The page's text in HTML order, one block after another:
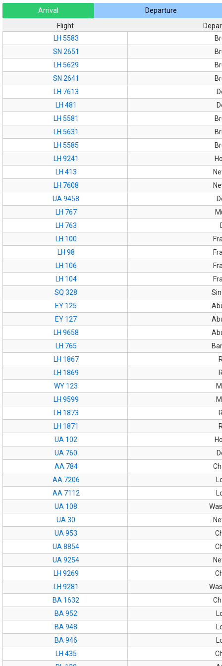
Arrival
Departure
Flight
LH 5583
SN 2651
LH 5629
SN 2641
LH 7613
LH 481
LH 5581
LH 5631
LH 5585
LH 9241
LH 413
LH 7608
UA 9458
LH 767
LH 763
LH 100
LH 98
LH 106
LH 104
SQ 328
EY 125
EY 127
LH 9658
LH 765
LH 1867
LH 1869
WY 123
LH 9599
LH 1873
LH 1871
UA 102
UA 760
AA 784
AA 7206
AA 7112
UA 108
UA 30
UA 953
UA 8854
UA 9254
LH 9269
LH 9281
BA 1632
BA 952
BA 948
BA 946
LH 435